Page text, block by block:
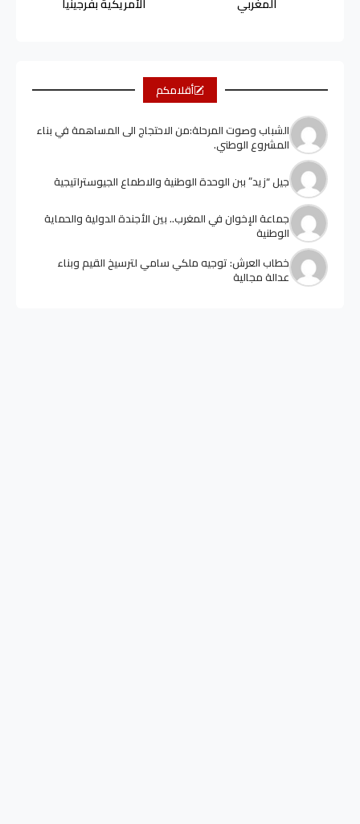
أقلامكم
الشباب وصوت المرحلة:من الاحتجاج الى المساهمة في بناء
المشروع الوطني.
جيل “زيد” ببن الوحدة الوطنية والاطماع الجيوستراتيجية
جماعة الإخوان في المغرب.. بين الأجندة الدولية والحماية
الوطنية
خطاب العرش: توجيه ملكي سامي لترسيخ القيم وبناء
عدالة مجالية